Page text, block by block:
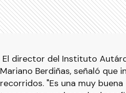
El director del Instituto
Mariano Berdiñas, señaló
recorridos. "Es una muy